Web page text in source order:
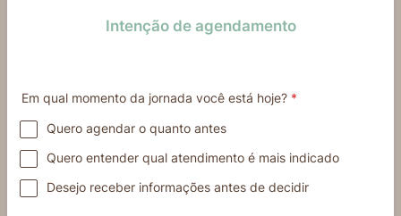
Intenção de agendamento
Em qual momento da jornada você está hoje? *
Quero agendar o quanto antes
Quero entender qual atendimento é mais indicado
Desejo receber informações antes de decidir